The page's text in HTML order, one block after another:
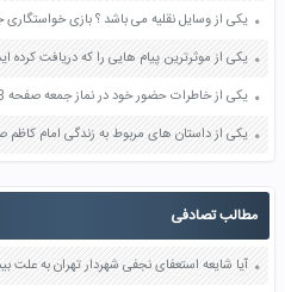
یکی از وسایل نقلیه می باشد ؟ بازی
یکی از خاطرات حضور خود در نماز جمعه صفحه 123 پیام های آسمان هفتم
یکی از داستان های مربوط به زندگی امام کاظم صفحه 45 هدیه های
مطالب تصادفی
آیا شایعه استعفای نجفی شهردار تهران به علت